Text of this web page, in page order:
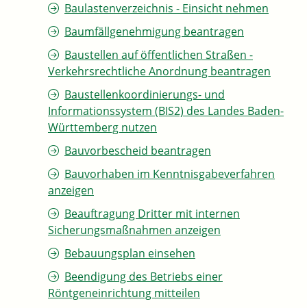
Baulastenverzeichnis - Einsicht nehmen
Baumfällgenehmigung beantragen
Baustellen auf öffentlichen Straßen -
Verkehrsrechtliche Anordnung beantragen
Baustellenkoordinierungs- und
Informationssystem (BIS2) des Landes Baden-
Württemberg nutzen
Bauvorbescheid beantragen
Bauvorhaben im Kenntnisgabeverfahren
anzeigen
Beauftragung Dritter mit internen
Sicherungsmaßnahmen anzeigen
Bebauungsplan einsehen
Beendigung des Betriebs einer
Röntgeneinrichtung mitteilen